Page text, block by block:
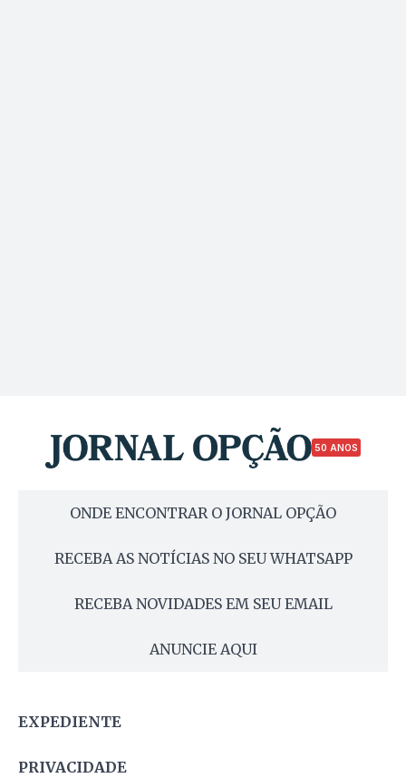
50 ANOS
ONDE ENCONTRAR O JORNAL OPÇÃO
RECEBA AS NOTÍCIAS NO SEU WHATSAPP
RECEBA NOVIDADES EM SEU EMAIL
ANUNCIE AQUI
EXPEDIENTE
PRIVACIDADE